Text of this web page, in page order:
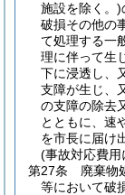
施設を除く。)
破損その他の
て処理する一
理に伴って生
下に浸透し、
支障が生じ、
の支障の除去
とともに、速
を市長に届け
(事故対応費用
第27条
廃棄物
等において破